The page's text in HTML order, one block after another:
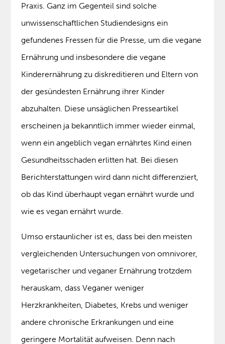
Praxis. Ganz im Gegenteil sind solche
unwissenschaftlichen Studiendesigns ein
gefundenes Fressen für die Presse, um die vegane
Ernährung und insbesondere die vegane
Kinderernährung zu diskreditieren und Eltern von
der gesündesten Ernährung ihrer Kinder
abzuhalten. Diese unsäglichen Presseartikel
erscheinen ja bekanntlich immer wieder einmal,
wenn ein angeblich vegan ernährtes Kind einen
Gesundheitsschaden erlitten hat. Bei diesen
Berichterstattungen wird dann nicht differenziert,
ob das Kind überhaupt vegan ernährt wurde und
wie es vegan ernährt wurde.
Umso erstaunlicher ist es, dass bei den meisten
vergleichenden Untersuchungen von omnivorer,
vegetarischer und veganer Ernährung trotzdem
herauskam, dass Veganer weniger
Herzkrankheiten, Diabetes, Krebs und weniger
andere chronische Erkrankungen und eine
geringere Mortalität aufweisen. Denn nach